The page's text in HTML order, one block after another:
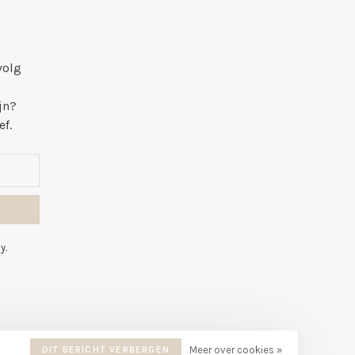
DIT BERICHT VERBERGEN Meer over cookies »